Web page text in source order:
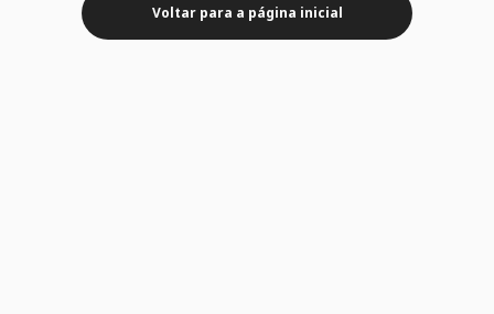
Voltar para a página inicial